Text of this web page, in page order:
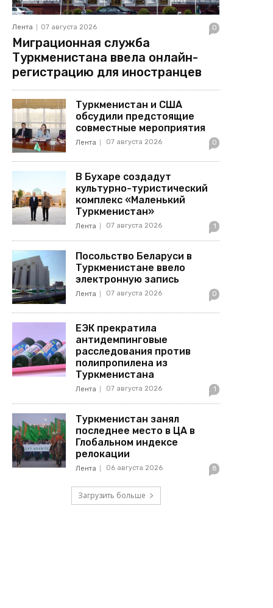
Лента 07 августа 2026 0
Миграционная служба
Туркменистана ввела онлайн-
регистрацию для иностранцев
Туркменистан и США
обсудили предстоящие
совместные мероприятия
Лента 07 августа 2026 0
В Бухаре создадут
культурно-туристический
комплекс «Маленький
Туркменистан»
Лента 07 августа 2026 1
Посольство Беларуси в
Туркменистане ввело
электронную запись
Лента 07 августа 2026 0
ЕЭК прекратила
антидемпинговые
расследования против
полипропилена из
Туркменистана
Лента 07 августа 2026 1
Туркменистан занял
последнее место в ЦА в
Глобальном индексе
релокации
Лента 06 августа 2026 8
Загрузить больше